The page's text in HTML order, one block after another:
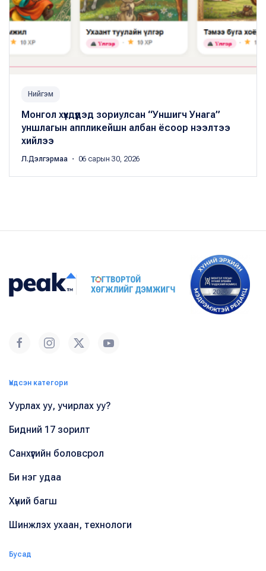
Нийгэм
Монгол хүүхдүүдэд зориулсан “Уншигч Унага”
уншлагын аппликейшн албан ёсоор нээлтээ
хийлээ
Л.Дэлгэрмаа ・ 06 сарын 30, 2026
Үндсэн категори
Уурлах уу, учирлах уу?
Бидний 17 зорилт
Санхүүгийн боловсрол
Би нэг удаа
Хүний багш
Шинжлэх ухаан, технологи
Бусад